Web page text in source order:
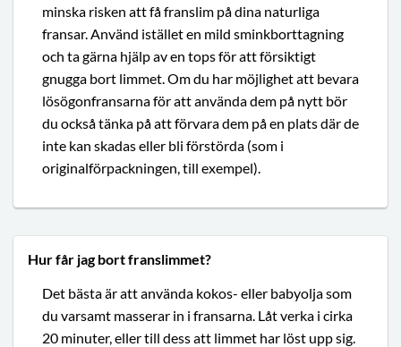
minska risken att få franslim på dina naturliga
fransar. Använd istället en mild sminkborttagning
och ta gärna hjälp av en tops för att försiktigt
gnugga bort limmet. Om du har möjlighet att bevara
lösögonfransarna för att använda dem på nytt bör
du också tänka på att förvara dem på en plats där de
inte kan skadas eller bli förstörda (som i
originalförpackningen, till exempel).
Hur får jag bort franslimmet?
Det bästa är att använda kokos- eller babyolja som
du varsamt masserar in i fransarna. Låt verka i cirka
20 minuter, eller till dess att limmet har löst upp sig.